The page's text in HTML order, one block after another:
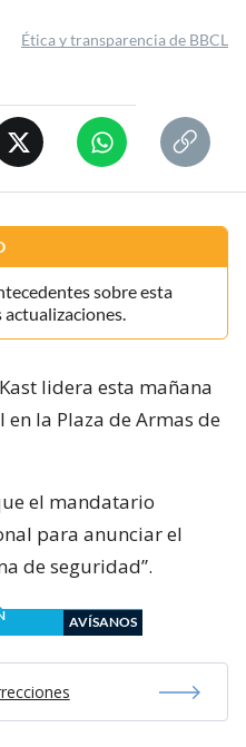
Ética y transparencia de BBCL
sobre esta
lidera esta mañana
la Plaza de Armas de
el mandatario
para anunciar el
de seguridad”.
AVÍSANOS